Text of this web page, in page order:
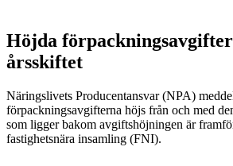
Höjda
årsskiftet
Näringslivets Producentansvar (NPA)
förpackningsavgifterna höjs från och med
som ligger bakom avgiftshöjningen är
fastighetsnära insamling (FNI).